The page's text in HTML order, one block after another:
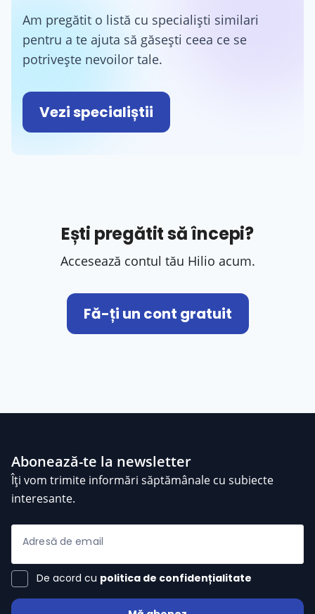
Am pregătit o listă cu specialiști similari
pentru a te ajuta să găsești ceea ce se
potrivește nevoilor tale.
Vezi specialiștii
Ești pregătit să începi?
Accesează contul tău Hilio acum.
Fă-ți un cont gratuit
Abonează-te la newsletter
Îți vom trimite informări săptămânale cu subiecte
interesante.
Adresă de email
De acord cu politica de confidențialitate